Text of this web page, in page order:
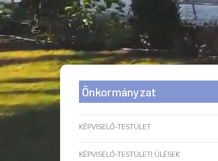
Önkormányzat
KÉPVISELŐ-TESTÜLET
KÉPVISELŐ-TESTÜLETI ÜLÉSEK